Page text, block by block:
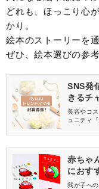
どれも、ほっこり心
かり。
絵本のストーリーを
ぜひ、絵本選びの参
SNS発
きるチ
員募集
美容やコ
ュニティ
信してく
赤ちゃ
におす
我が子へ